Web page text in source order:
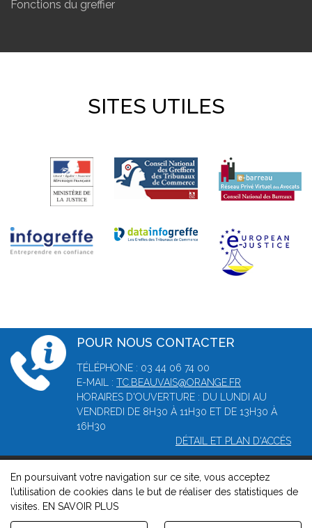
Fonctions du greffier
SITES UTILES
POUR NOUS CONTACTER
TÉLÉPHONE : 03 44 06 74 00
E-MAIL : TC.BEAUVAIS@ORANGE.FR
HORAIRES D'OUVERTURE : DU LUNDI AU
VENDREDI DE 8H30 À 11H30 ET DE 13H30 À
16H30
DÉTAIL ET PLAN D'ACCÈS
© 2026, Greffe du tribunal de commerce de Beauvais -
Mentions légales-Contact -Gestion des cookies-Politique de
confidentialité et de cookies
En poursuivant votre navigation sur ce site, vous acceptez
l’utilisation de cookies dans le but de réaliser des statistiques de
visites.
EN SAVOIR PLUS